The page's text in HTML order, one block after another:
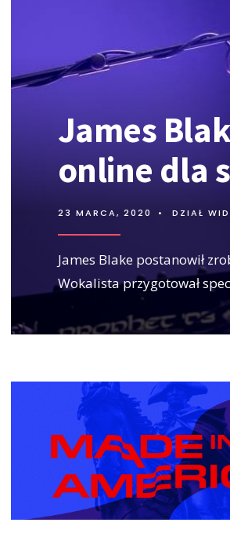
James
online dla
23 MARCA, 2020 • DZIAŁ
James Blake postanowił
Wokalista przygotował